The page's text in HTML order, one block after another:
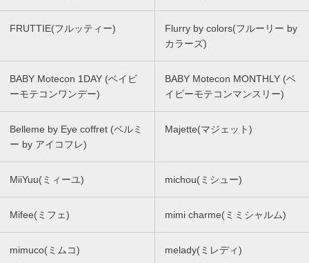
FRUTTIE(フルッティー)
Flurry by colors(フルーリー by
カラーズ)
BABY Motecon 1DAY (ベイビ
ーモテコンワンデー)
BABY Motecon MONTHLY (ベ
イビーモテコンマンスリー)
Belleme by Eye coffret (ベルミ
ー by アイコフレ)
Majette(マジェット)
MiiYuu(ミィーユ) michou(ミシュー)
Mifee(ミフェ) mimi charme(ミミシャルム)
mimuco(ミムコ) melady(ミレディ)